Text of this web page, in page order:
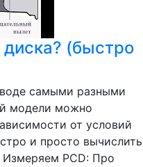
(быстро
самыми разными
модели можно
от условий
и просто вычислить
Измеряем PCD: Про